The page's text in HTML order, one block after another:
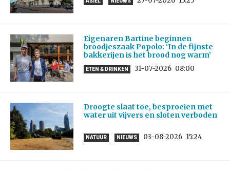
Eigenaren Bartine beginnen
broodjeszaak Popolo: ‘In de fijnste
bakkerijen is het brood nog warm’
ETEN & DRINKEN 31-07-2026 08:00
Droogte slaat toe, besproeien met
water uit vijvers en sloten verboden
NATUUR NIEUWS 03-08-2026 15:24